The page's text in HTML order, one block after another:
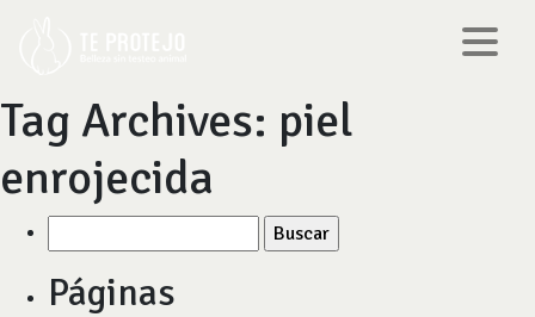
Tag Archives: piel
enrojecida
por:
Páginas